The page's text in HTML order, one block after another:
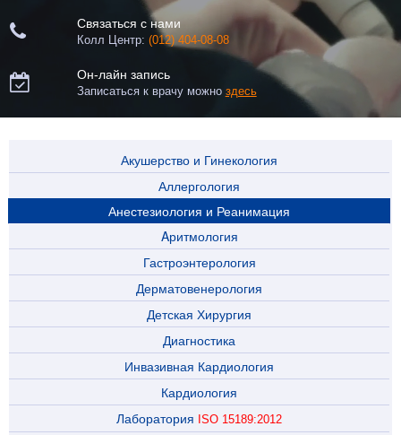
 Связаться с нами
Колл Центр: (012) 404-08-08
 Он-лайн запись
Записаться к врачу можно здесь
Акушерство и Гинекология
Аллергология
Анестезиология и Реанимация
Aритмология
Гастроэнтерология
Дерматовенерология
Детская Хирургия
Диагностика
Инвазивная Кардиология
Кардиология
Лаборатория ISO 15189:2012